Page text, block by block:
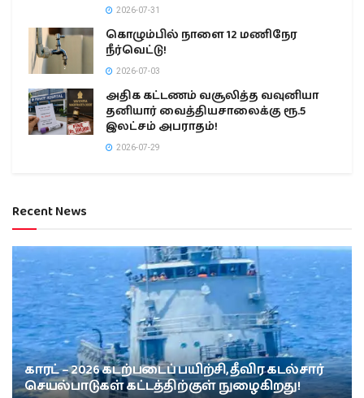
2026-07-31
கொழும்பில் நாளை 12 மணிநேர
நீர்வெட்டு!
2026-07-03
அதிக கட்டணம் வசூலித்த வவுனியா
தனியார் வைத்தியசாலைக்கு ரூ.5
இலட்சம் அபராதம்!
2026-07-29
Recent News
காரட் – 2026 கடற்படைப் பயிற்சி, தீவிர கடல்சார்
செயல்பாடுகள் கட்டத்திற்குள் நுழைகிறது!